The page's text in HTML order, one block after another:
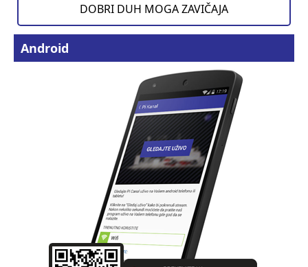
DOBRI DUH MOGA ZAVIČAJA
Android